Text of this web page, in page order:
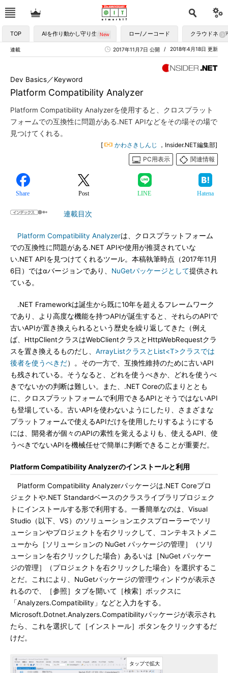
TOP AIを作り動かし守り生かす ロー/ノーコード クラウドネイ
連載 2018年4月18日 更新
2017年11月7日 公開
Platform Compatibility Analyzer
Dev Basics／Keyword
Platform Compatibility Analyzerを使用すると、クロスプラット
フォームでの互換性に問題がある.NET APIなどをその場その場で
見つけてくれる。
[ かわさきしんじ
，Insider.NET編集部]
PC用表示
関連情報
Share Post LINE Hatena
連載目次
Platform Compatibility Analyzerは、クロスプラットフォーム
での互換性に問題がある.NET APIや使用が推奨されていな
い.NET APIを見つけてくれるツール。本稿執筆時点（2017年11月
6日）ではαバージョンであり、 NuGetパッケージとして提供され
ている。
.NET Frameworkは誕生から既に10年を超えるフレームワーク
であり、より高度な機能を持つAPIが誕生すると、それらのAPIで
古いAPIが置き換えられるという歴史を繰り返してきた（例え
ば、HttpClientクラスはWebClientクラスとHttpWebRequestクラ
スを置き換えるものだし、 ArrayListクラスとList<T>クラスでは
後者を使うべきだ）。その一方で、互換性維持のために古いAPI
も残されている。そうなると、どれを使うべきか、どれを使うべ
きでないかの判断は難しい。また、.NET Coreの広まりととも
に、クロスプラットフォームで利用できるAPIとそうではないAPI
も登場している。古いAPIを使わないようにしたり、さまざまな
プラットフォームで使えるAPIだけを使用したりするようにする
には、開発者が個々のAPIの素性を覚えるよりも、使えるAPI、使
うべきでないAPIを機械任せで簡単に判断できることが重要だ。
Platform Compatibility Analyzerのインストールと利用
Platform Compatibility Analyzerパッケージは.NET Coreプロ
ジェクトや.NET Standardベースのクラスライブラリプロジェク
トにインストールする形で利用する。一番簡単なのは、Visual
Studio（以下、VS）のソリューションエクスプローラーでソリ
ューションやプロジェクトを右クリックして、コンテキストメニ
ューから［ソリューションの NuGet パッケージの管理］（ソリ
ューションを右クリックした場合）あるいは［NuGet パッケー
ジの管理］（プロジェクトを右クリックした場合）を選択するこ
とだ。これにより、NuGetパッケージの管理ウィンドウが表示さ
れるので、［参照］タブを開いて［検索］ボックスに
「Analyzers.Compatibility」などと入力をする。
Microsoft.Dotnet.Analyzers.Compatibilityパッケージが表示され
たら、これを選択して［インストール］ボタンをクリックするだ
けだ。